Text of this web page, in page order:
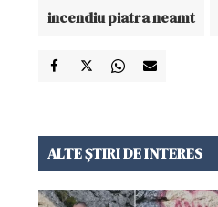
incendiu piatra neamt
ALTE ȘTIRI DE INTERES